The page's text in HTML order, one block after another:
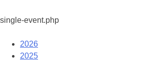
single-event.php
2026
2025